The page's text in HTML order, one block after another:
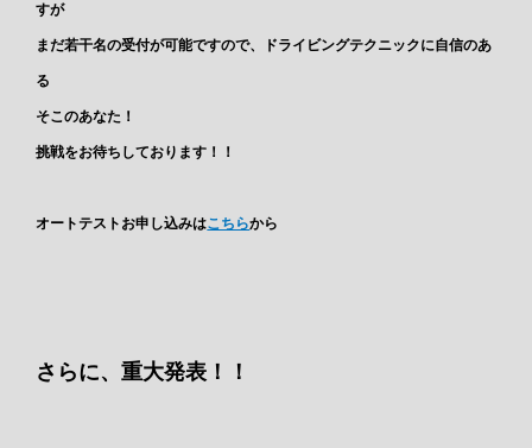
すが
まだ若干名の受付が可能ですので、ドライビングテクニックに自信のあ
る
そこのあなた！
挑戦をお待ちしております！！
オートテストお申し込みはこちらから
さらに、重大発表！！